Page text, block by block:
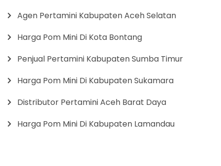
Agen Pertamini Kabupaten Aceh Selatan
Harga Pom Mini Di Kota Bontang
Penjual Pertamini Kabupaten Sumba Timur
Harga Pom Mini Di Kabupaten Sukamara
Distributor Pertamini Aceh Barat Daya
Harga Pom Mini Di Kabupaten Lamandau